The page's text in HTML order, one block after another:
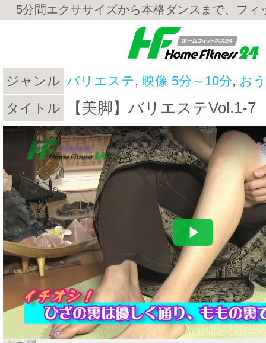
5分間エクササイズから本格ダンスまで、フィ
ジャンル バリエステ, 映像 5分～10分, お
タイトル
【美脚】バリエステVol.1-7